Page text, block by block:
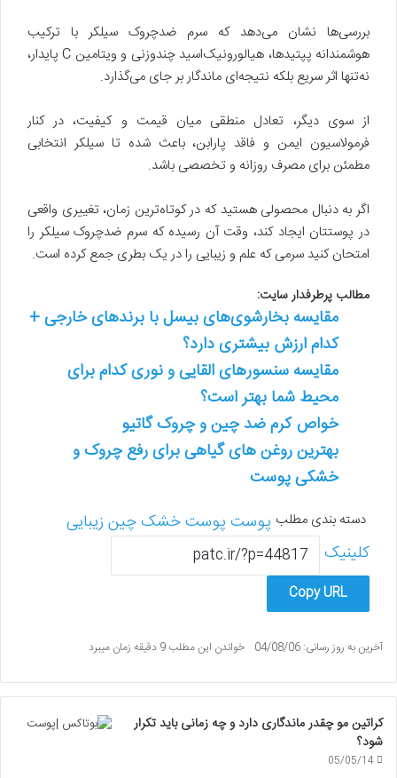
بررسی‌ها نشان می‌دهد که سرم ضدچروک سیلکر با ترکیب
هوشمندانه پپتیدها، هیالورونیک‌اسید چندوزنی و ویتامین C پایدار،
نه‌تنها اثر سریع بلکه نتیجه‌ای ماندگار بر جای می‌گذارد.
از سوی دیگر، تعادل منطقی میان قیمت و کیفیت، در کنار
فرمولاسیون ایمن و فاقد پارابن، باعث شده تا سیلکر انتخابی
مطمئن برای مصرف روزانه و تخصصی باشد.
اگر به دنبال محصولی هستید که در کوتاه‌ترین زمان، تغییری واقعی
در پوستتان ایجاد کند، وقت آن رسیده که سرم ضدچروک سیلکر را
امتحان کنید سرمی که علم و زیبایی را در یک بطری جمع کرده است.
مطالب پرطرفدار سایت:
مقایسه بخارشوی‌های بیسل با برندهای خارجی +
کدام ارزش بیشتری دارد؟
مقایسه سنسورهای القایی و نوری کدام برای
محیط شما بهتر است؟
خواص کرم ضد چین و چروک گاتیو
بهترین روغن های گیاهی برای رفع چروک و
خشکی پوست
دسته بندی مطلب پوست پوست خشکچین زیبایی
کلینیک
Copy URL
آخرین به روز رسانی: 04/08/06 خواندن این مطلب 9 دقیقه زمان میبرد
کراتین مو چقدر ماندگاری دارد و چه زمانی باید تکرار
شود؟
05/05/14